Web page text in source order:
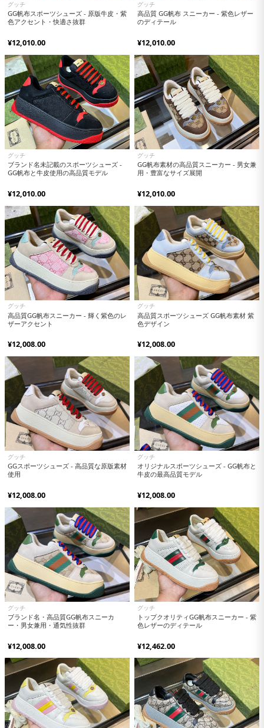
グッチ
GG帆布スポーツシューズ - 原版牛皮・紫
色アクセント・快適さ抜群
¥12,010.00
グッチ
高品質 GG帆布 スニーカー - 紫色レザー
のディテール
¥12,010.00
グッチ
ブランド名未記載のスポーツシューズ -
GG帆布と牛皮使用の高品質モデル
¥12,010.00
グッチ
GG帆布素材の高品質スニーカー - 男女兼
用・豊富なサイズ展開
¥12,010.00
グッチ
高品質GG帆布スニーカー - 輝く紫色のレ
ザーアクセント
¥12,008.00
グッチ
高品質スポーツシューズ GG帆布素材 紫
色デザイン
¥12,008.00
グッチ
GGスポーツシューズ - 高品質な原版素材
使用
¥12,008.00
グッチ
オリジナルスポーツシューズ - GG帆布と
牛皮の最高品質モデル
¥12,008.00
グッチ
ブランド名・高品質GG帆布スニーカ
ー・男女兼用・通気性抜群
¥12,008.00
グッチ
トップクオリティGG帆布スニーカー - 紫
色レザーのディテール
¥12,462.00